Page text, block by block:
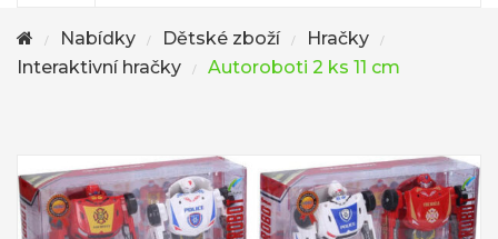
/ Nabídky / Dětské zboží / Hračky /
Interaktivní hračky / Autoroboti 2 ks 11 cm